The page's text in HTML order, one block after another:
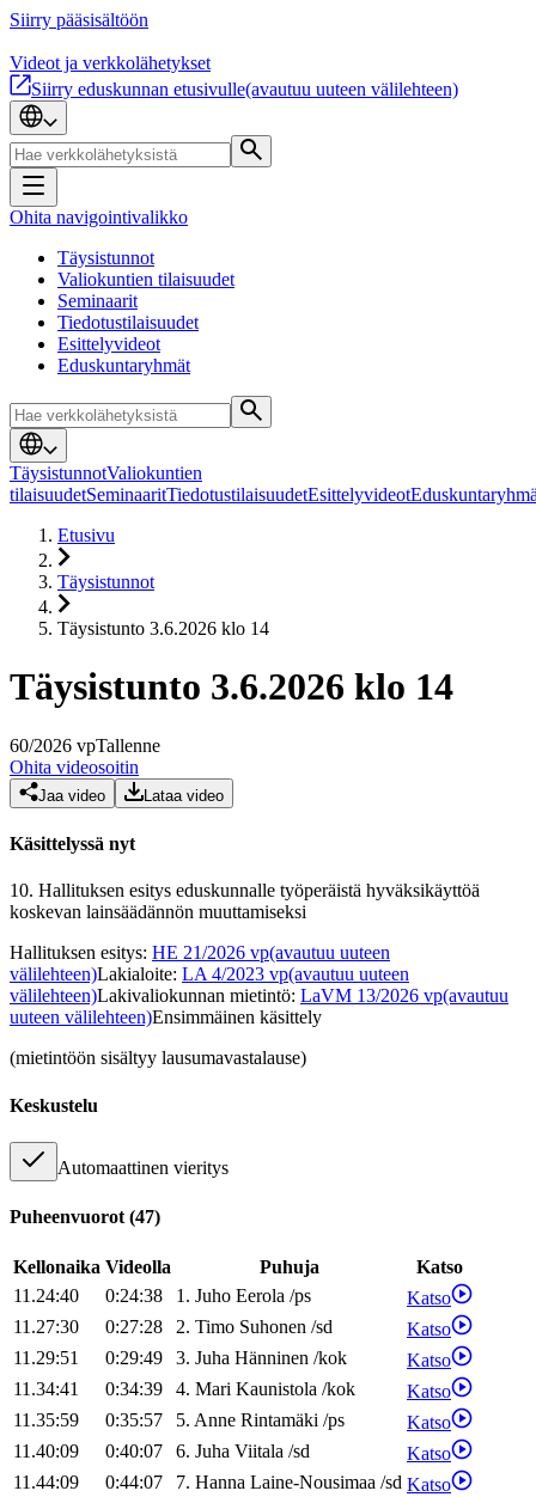
Siirry pääsisältöön
Videot ja verkkolähetykset
Siirry eduskunnan etusivulle(avautuu uuteen välilehteen)
Ohita navigointivalikko
Täysistunnot
Valiokuntien tilaisuudet
Seminaarit
Tiedotustilaisuudet
Esittelyvideot
Eduskuntaryhmät
TäysistunnotValiokuntien
tilaisuudetSeminaaritTiedotustilaisuudetEsittelyvideot
Etusivu
Täysistunnot
Täysistunto 3.6.2026 klo 14
Täysistunto 3.6.2026 klo 14
60/2026 vpTallenne
Ohita videosoitin
Jaa video Lataa video
Käsittelyssä nyt
10. Hallituksen esitys eduskunnalle työperäistä hyväksikäyttöä
koskevan lainsäädännön muuttamiseksi
Hallituksen esitys: HE 21/2026 vp(avautuu uuteen
välilehteen)Lakialoite: LA 4/2023 vp(avautuu uuteen
välilehteen)Lakivaliokunnan mietintö: LaVM 13/2026 vp(avautuu
uuteen välilehteen)Ensimmäinen käsittely
(mietintöön sisältyy lausumavastalause)
Keskustelu
Automaattinen vieritys
Puheenvuorot (47)
Kellonaika Videolla Puhuja
Katso
11.24:40
0:24:38 1. Juho Eerola /ps
Katso
11.27:30
0:27:28 2. Timo Suhonen /sd
Katso
11.29:51
0:29:49 3. Juha Hänninen /kok
Katso
11.34:41
0:34:39 4. Mari Kaunistola /kok
Katso
11.35:59
0:35:57 5. Anne Rintamäki /ps
Katso
11.40:09
0:40:07 6. Juha Viitala /sd
Katso
11.44:09
0:44:07 7. Hanna Laine-Nousimaa /sd Katso